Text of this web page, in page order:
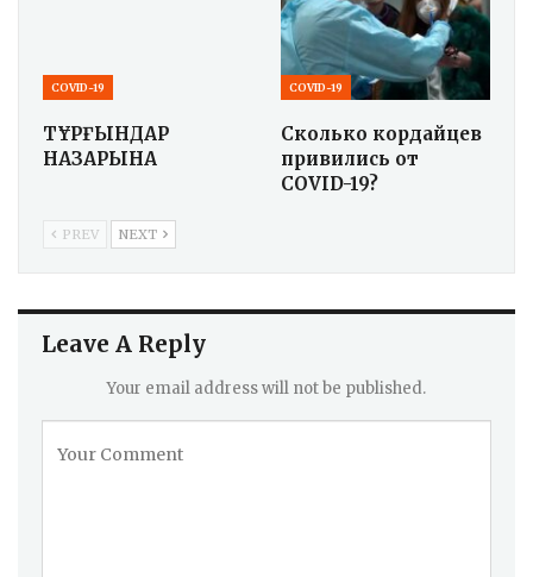
COVID-19
ТҰРҒЫНДАР
НАЗАРЫНА
COVID-19
Сколько кордайцев
привились от
COVID-19?
PREV NEXT
Leave A Reply
Your email address will not be published.